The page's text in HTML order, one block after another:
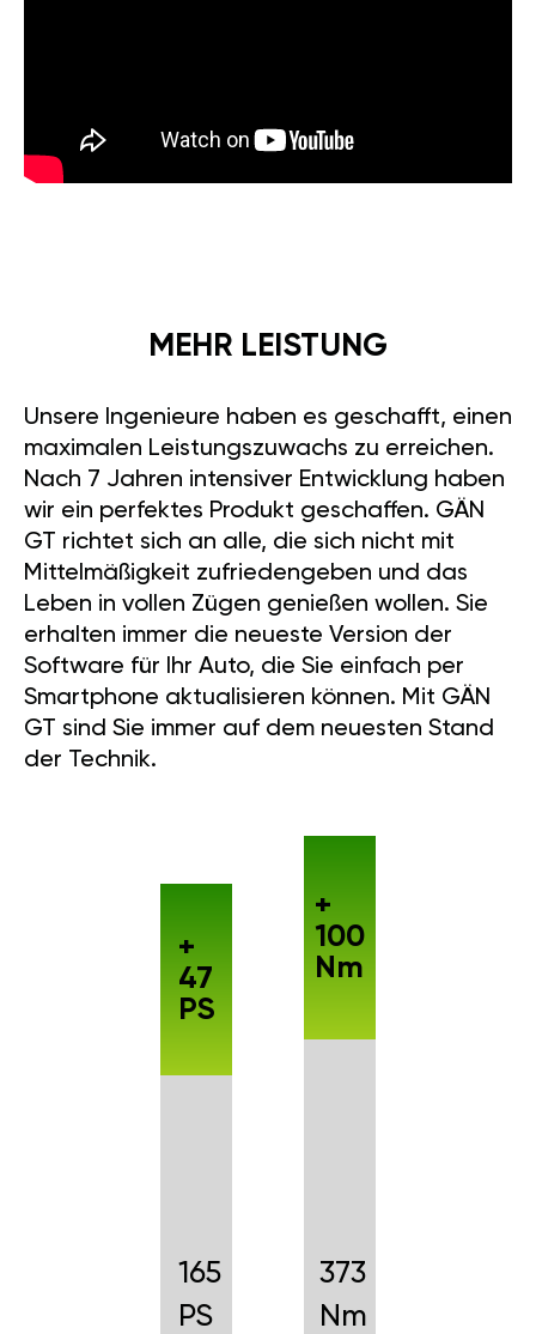
MEHR LEISTUNG
Unsere Ingenieure haben es geschafft, einen
maximalen Leistungszuwachs zu erreichen.
Nach 7 Jahren intensiver Entwicklung haben
wir ein perfektes Produkt geschaffen. GÄN
GT richtet sich an alle, die sich nicht mit
Mittelmäßigkeit zufriedengeben und das
Leben in vollen Zügen genießen wollen. Sie
erhalten immer die neueste Version der
Software für Ihr Auto, die Sie einfach per
Smartphone aktualisieren können. Mit GÄN
GT sind Sie immer auf dem neuesten Stand
der Technik.
165
PS
+
47
PS
373
Nm
+
100
Nm